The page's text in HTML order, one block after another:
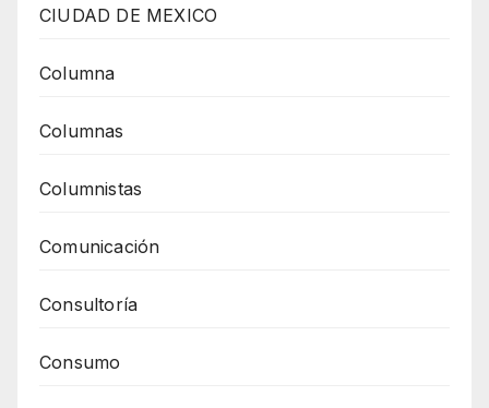
CIUDAD DE MEXICO
Columna
Columnas
Columnistas
Comunicación
Consultoría
Consumo